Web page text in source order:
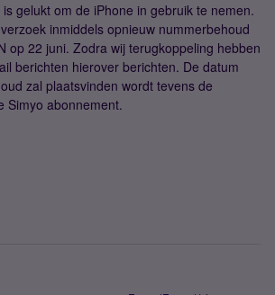
gelukt om de iPhone in gebruik te nemen.
inmiddels opnieuw nummerbehoud
op 22 juni. Zodra wij terugkoppeling hebben
berichten hierover berichten. De datum
zal plaatsvinden wordt tevens de
Simyo abonnement.